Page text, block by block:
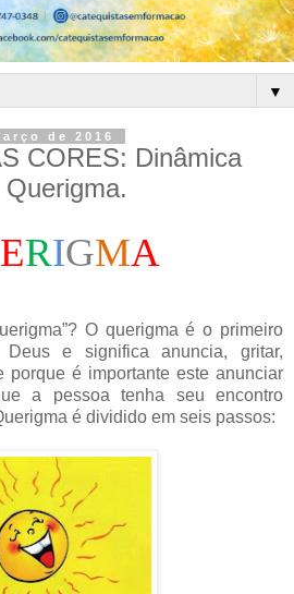
▼
de 2016
CORES: Dinâmica
ERIGMA
O querigma é o primeiro
e significa anuncia, gritar,
porque é importante este anunciar
a pessoa tenha seu encontro
é dividido em seis passos: